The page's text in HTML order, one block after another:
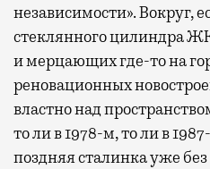
независимости». Вокруг,
стеклянного цилиндра
и мерцающих где-то на
реновационных
властно над
то ли в 1978-м, то ли в
поздняя сталинка уже